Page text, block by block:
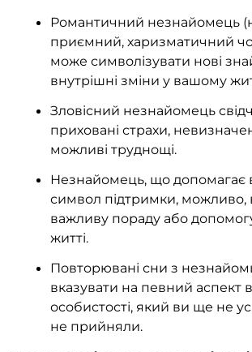
Романтичний незнайомець
приємний, харизматичний
може символізувати нові
внутрішні зміни у вашому
Зловісний незнайомець
приховані страхи,
можливі труднощі.
Незнайомець, що допомагає
символ підтримки, можливо,
важливу пораду або
житті.
Повторювані сни з
вказувати на певний аспект
особистості, який ви ще не
не прийняли.